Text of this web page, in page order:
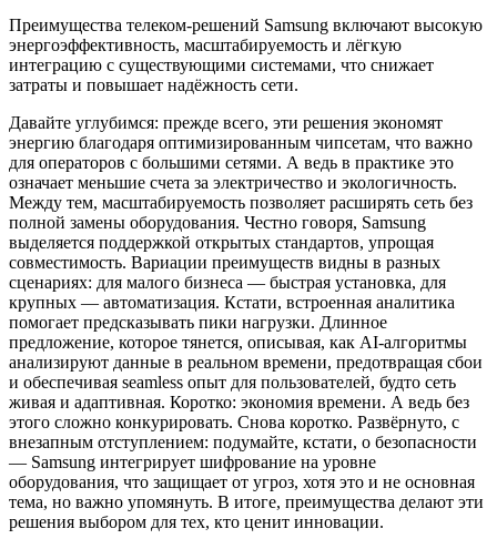
Преимущества телеком-решений Samsung включают высокую
энергоэффективность, масштабируемость и лёгкую
интеграцию с существующими системами, что снижает
затраты и повышает надёжность сети.
Давайте углубимся: прежде всего, эти решения экономят
энергию благодаря оптимизированным чипсетам, что важно
для операторов с большими сетями. А ведь в практике это
означает меньшие счета за электричество и экологичность.
Между тем, масштабируемость позволяет расширять сеть без
полной замены оборудования. Честно говоря, Samsung
выделяется поддержкой открытых стандартов, упрощая
совместимость. Вариации преимуществ видны в разных
сценариях: для малого бизнеса — быстрая установка, для
крупных — автоматизация. Кстати, встроенная аналитика
помогает предсказывать пики нагрузки. Длинное
предложение, которое тянется, описывая, как AI-алгоритмы
анализируют данные в реальном времени, предотвращая сбои
и обеспечивая seamless опыт для пользователей, будто сеть
живая и адаптивная. Коротко: экономия времени. А ведь без
этого сложно конкурировать. Снова коротко. Развёрнуто, с
внезапным отступлением: подумайте, кстати, о безопасности
— Samsung интегрирует шифрование на уровне
оборудования, что защищает от угроз, хотя это и не основная
тема, но важно упомянуть. В итоге, преимущества делают эти
решения выбором для тех, кто ценит инновации.